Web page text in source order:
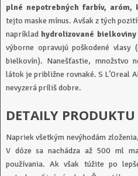
plné nepotrebných farbív, aróm,
tejto maske mínus. Avšak z tých
napríklad hydrolizované
výborne opravujú poškodené
bielkovín). Nanešťastie, množstvo
látok je približne rovnaké. S L’Oreal
nevyzerá príliš dobre.
DETAILY PRODUKTU
Napriek všetkým nevýhodám
V dóze sa nachádza až 500 ml
používania. Ak však túžite po